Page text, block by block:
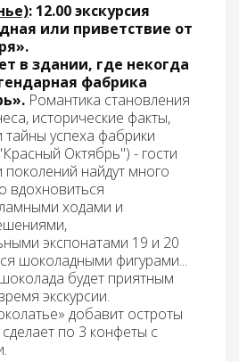
: 12.00 экскурсия
или приветствие от
в здании, где некогда
фабрика
Романтика становления
исторические факты,
тайны успеха фабрики
Октябрь") - гости
поколений найдут много
вдохновиться
ходами и
экспонатами 19 и 20
шоколадными фигурами...
будет приятным
экскурсии.
добавит остроты
по 3 конфеты с